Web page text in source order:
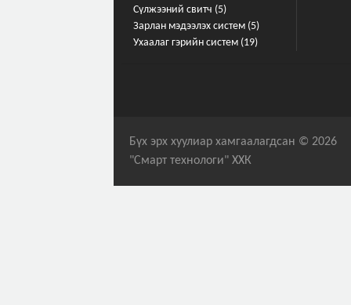
Сүлжээний свитч (5)
Зарлан мэдээлэх систем (5)
Ухаалаг гэрийн систем (19)
Бүх эрх хуулиар хамгаалагдсан © 2026
"Смарт технологи" ХХК